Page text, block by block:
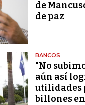
de
de paz
BANCOS
"No
aún así
utilidades
billones